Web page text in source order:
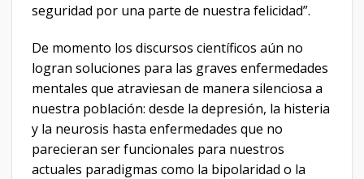
seguridad por una parte de nuestra felicidad”.
De momento los discursos científicos aún no
logran soluciones para las graves enfermedades
mentales que atraviesan de manera silenciosa a
nuestra población: desde la depresión, la histeria
y la neurosis hasta enfermedades que no
parecieran ser funcionales para nuestros
actuales paradigmas como la bipolaridad o la